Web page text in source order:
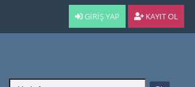
GIRIŞ YAP KAYIT OL